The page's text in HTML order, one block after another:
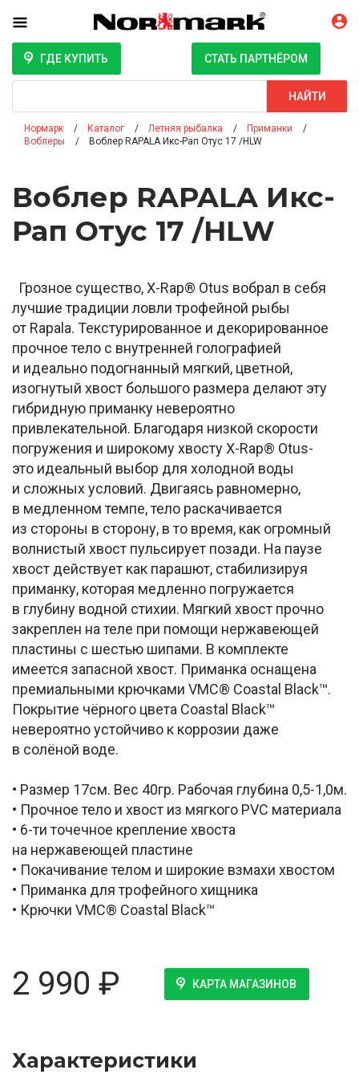
ГДЕ КУПИТЬ СТАТЬ ПАРТНЁРОМ
НАЙТИ
Нормарк Каталог Летняя рыбалка
Приманки
Воблеры
Воблер RAPALA Икс-Рап Отус 17 /HLW
Воблер RAPALA Икс-
Рап Отус 17 /HLW
Грозное существо, X-Rap® Otus вобрал в себя
лучшие традиции ловли трофейной рыбы
от Rapala. Текстурированное и декорированное
прочное тело с внутренней голографией
и идеально подогнанный мягкий, цветной,
изогнутый хвост большого размера делают эту
гибридную приманку невероятно
привлекательной. Благодаря низкой скорости
погружения и широкому хвосту X-Rap® Otus-
это идеальный выбор для холодной воды
и сложных условий. Двигаясь равномерно,
в медленном темпе, тело раскачивается
из стороны в сторону, в то время, как огромный
волнистый хвост пульсирует позади. На паузе
хвост действует как парашют, стабилизируя
приманку, которая медленно погружается
в глубину водной стихии. Мягкий хвост прочно
закреплен на теле при помощи нержавеющей
пластины с шестью шипами. В комплекте
имеется запасной хвост. Приманка оснащена
премиальными крючками VMC® Coastal Black™.
Покрытие чёрного цвета Coastal Black™
невероятно устойчиво к коррозии даже
в солёной воде.
• Размер 17см. Вес 40гр. Рабочая глубина 0,5-1,0м.
• Прочное тело и хвост из мягкого PVC материала
• 6-ти точечное крепление хвоста
на нержавеющей пластине
• Покачивание телом и широкие взмахи хвостом
• Приманка для трофейного хищника
• Крючки VMC® Coastal Black™
2 990 ₽ КАРТА МАГАЗИНОВ
Характеристики